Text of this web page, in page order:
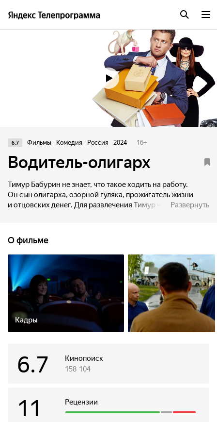
6.7 Фильмы Комедия Россия 2024 16+
Водитель-олигарх
Тимур Бабурин не знает, что такое ходить на работу.
Он сын олигарха, озорной гуляка, прожигатель жизни
и отцовских денег. Для развлечения Тимур часто
наследником огромного состояния, бизнес-партнер
его отца предлагает ему заманчивый спор, от которого
Тимур не в силах отказаться, не зная, что это решение
станет судьбоносным.
Развернуть
О фильме
Кадры
Кинопоиск
6.7 158 104
Рецензии
11